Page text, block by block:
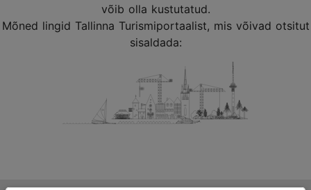
võib olla kustutatud.
Mõned lingid Tallinna Turismiportaalist, mis võivad otsitut
sisaldada: